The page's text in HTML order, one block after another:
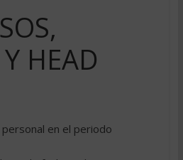
HEAD
en el periodo